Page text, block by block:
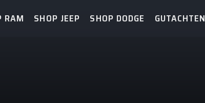
RAM SHOP JEEP SHOP DODGE GUTACHTEN